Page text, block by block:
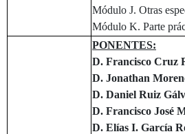
Módulo J. Otras
Módulo K. Parte
PONENTES:
D. Francisco Cruz
D. Jonathan
D. Daniel Ruiz
D. Francisco José
D. Elías I. García